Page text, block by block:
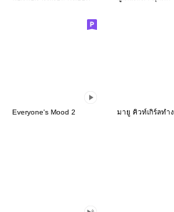
Everyone's Mood 2